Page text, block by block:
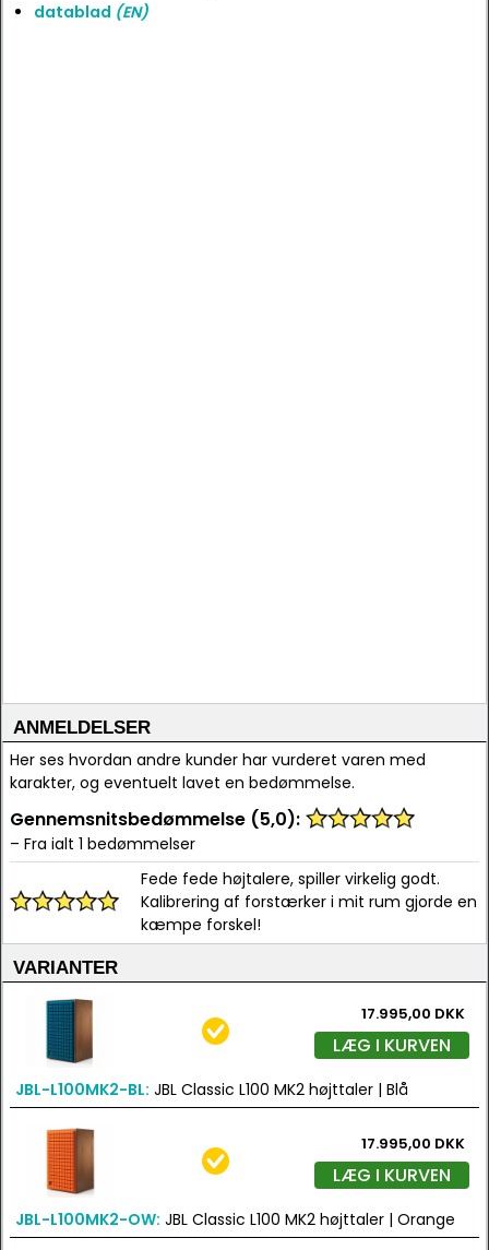
datablad (EN)
ANMELDELSER
Her ses hvordan andre kunder har vurderet varen med
karakter, og eventuelt lavet en bedømmelse.
Gennemsnitsbedømmelse (5,0):
– Fra ialt 1 bedømmelser
Fede fede højtalere, spiller virkelig godt.
Kalibrering af forstærker i mit rum gjorde en
kæmpe forskel!
VARIANTER
17.995,00 DKK
LÆG I KURVEN
JBL-L100MK2-BL: JBL Classic L100 MK2 højttaler | Blå
17.995,00 DKK
LÆG I KURVEN
JBL-L100MK2-OW: JBL Classic L100 MK2 højttaler | Orange